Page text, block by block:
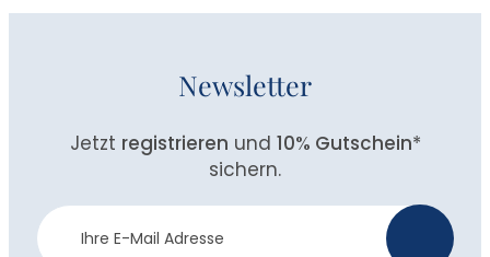
Newsletter
Jetzt registrieren und 10% Gutschein*
sichern.
Newsletter
Anmeldung